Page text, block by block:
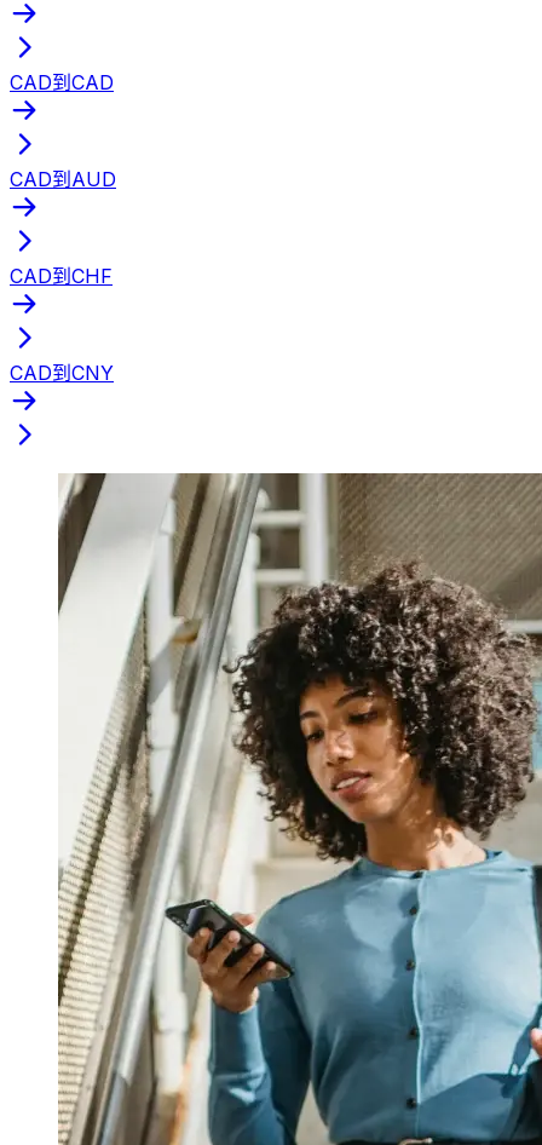
CAD到CAD
CAD到AUD
CAD到CHF
CAD到CNY